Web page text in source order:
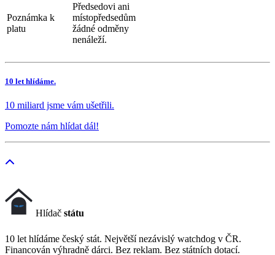
Poznámka k
platu
Předsedovi ani
místopředsedům
žádné odměny
nenáleží.
10 let hlídáme.
10 miliard jsme vám ušetřili.
Pomozte nám hlídat dál!
Hlídač státu
10 let hlídáme český stát. Největší nezávislý watchdog v ČR.
Financován výhradně dárci. Bez reklam. Bez státních dotací.